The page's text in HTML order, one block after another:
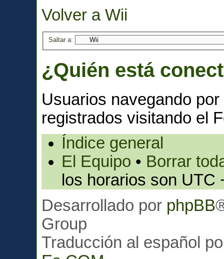
Volver a Wii
Saltar a:
¿Quién está
Usuarios navegando
registrados visitando el
Índice general
El Equipo • Borrar
los horarios son UTC
Desarrollado por phpBB
Group
Traducción al español